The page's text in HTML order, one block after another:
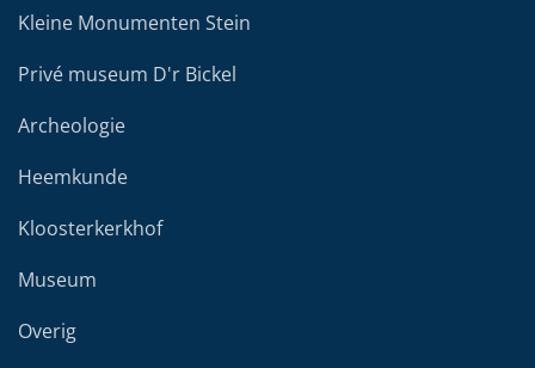
Kleine Monumenten Stein
Privé museum D'r Bickel
Archeologie
Heemkunde
Kloosterkerkhof
Museum
Overig